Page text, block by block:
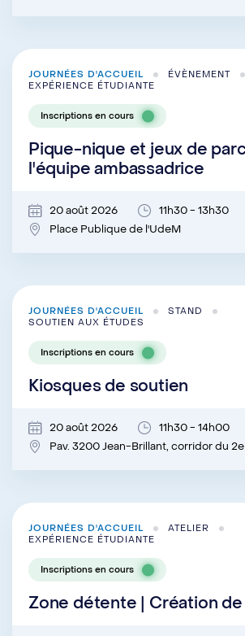
JOURNÉES D'ACCUEIL
ÉVÈNEMENT
EXPÉRIENCE ÉTUDIANTE
Inscriptions en cours
Pique-nique et jeux de
l'équipe ambassadrice
20 août 2026
11h30 - 13h30
Place Publique de l'UdeM
JOURNÉES D'ACCUEIL
STAND
SOUTIEN AUX ÉTUDES
Inscriptions en cours
Kiosques de soutien
20 août 2026
11h30 - 14h00
Pav. 3200 Jean-Brillant, corridor du
JOURNÉES D'ACCUEIL
ATELIER
EXPÉRIENCE ÉTUDIANTE
Inscriptions en cours
Zone détente | Création de